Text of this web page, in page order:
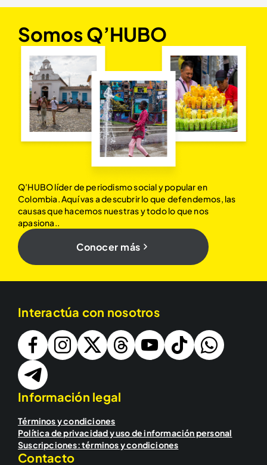
Somos Q’HUBO
Q’HUBO líder de periodismo social y popular en
Colombia. Aquí vas a descubrir lo que defendemos, las
causas que hacemos nuestras y todo lo que nos
apasiona..
Conocer más
Interactúa con nosotros
Información legal
Términos y condiciones
Política de privacidad y uso de información personal
Suscripciones: términos y condiciones
Contacto